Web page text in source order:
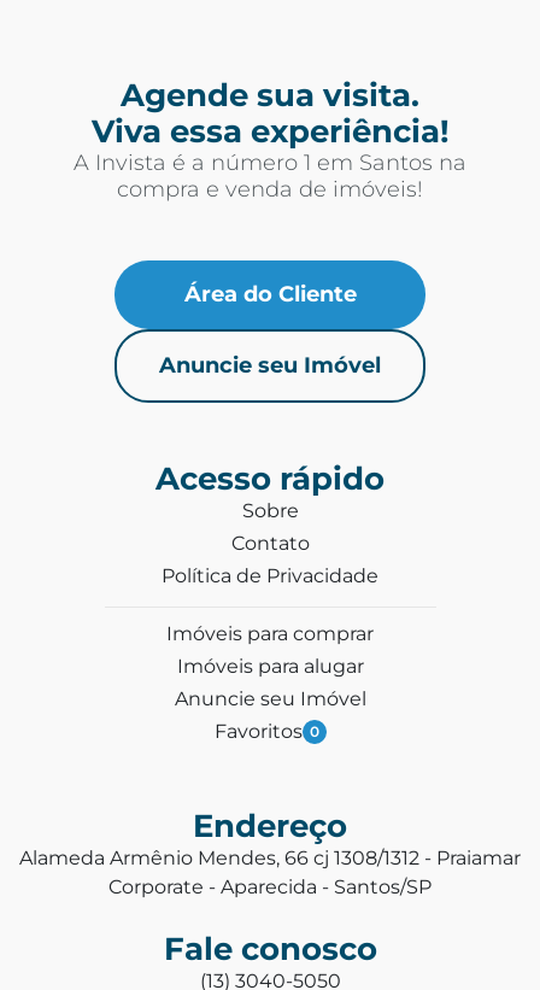
Agende sua visita.
Viva essa experiência!
A Invista é a número 1 em Santos na
compra e venda de imóveis!
Área do Cliente
Anuncie seu Imóvel
Acesso rápido
Sobre
Contato
Política de Privacidade
Imóveis para comprar
Imóveis para alugar
Anuncie seu Imóvel
Favoritos 0
Endereço
Alameda Armênio Mendes, 66 cj 1308/1312 - Praiamar
Corporate - Aparecida - Santos/SP
Fale conosco
(13) 3040-5050